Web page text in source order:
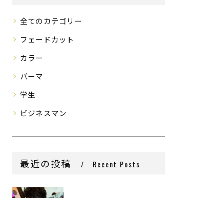
全てのカテゴリー
フェードカット
カラー
パーマ
学生
ビジネスマン
最近の投稿 Recent Posts